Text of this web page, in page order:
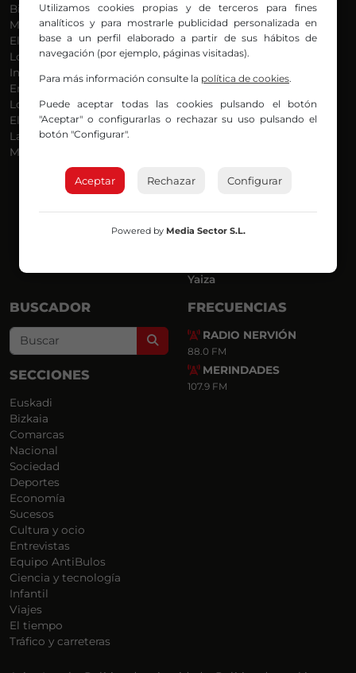
Bilbosport
Más Música
El Madrugador
Lo Más Nuevo
Informativos
En Ruta
Locos por la Música
El Supermadrugador
La Mañana de Radio Nervión
Más Madrugada
Agurtzane
Belén Ollero
Dani
Eduardo
Eva Argote
Endika
Iker
Iñigo
Joseba
Mar y Cielo
Miguel Ángel
Yaiza
BUSCADOR
Search
SECCIONES
Euskadi
Bizkaia
Comarcas
Nacional
Sociedad
Deportes
Economía
Sucesos
Cultura y ocio
Entrevistas
Equipo AntiBulos
Ciencia y tecnología
Infantil
Viajes
El tiempo
Tráfico y carreteras
FRECUENCIAS
RADIO NERVIÓN
88.0 FM
MERINDADES
107.9 FM
Utilizamos cookies propias y de terceros para fines
analíticos y para mostrarle publicidad personalizada en
base a un perfil elaborado a partir de sus hábitos de
navegación (por ejemplo, páginas visitadas).
Para más información consulte la política de cookies.
Puede aceptar todas las cookies pulsando el botón
"Aceptar" o configurarlas o rechazar su uso pulsando el
botón "Configurar".
Aceptar Rechazar Configurar
Powered by Media Sector S.L.